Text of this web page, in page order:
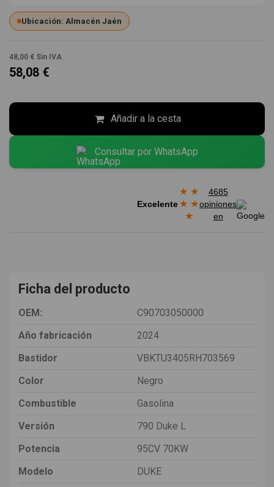
Ubicación: Almacén Jaén
48,00 € Sin IVA
58,08 €
Añadir a la cesta
Consultar por WhatsApp
Excelente
★ ★
★ ★
★
4685
opiniones
en
Ficha del producto
OEM:
C90703050000
Año fabricación
2024
Bastidor
VBKTU3405RH703569
Color
Negro
Combustible
Gasolina
Versión
790 Duke L
Potencia
95CV 70KW
Modelo
DUKE